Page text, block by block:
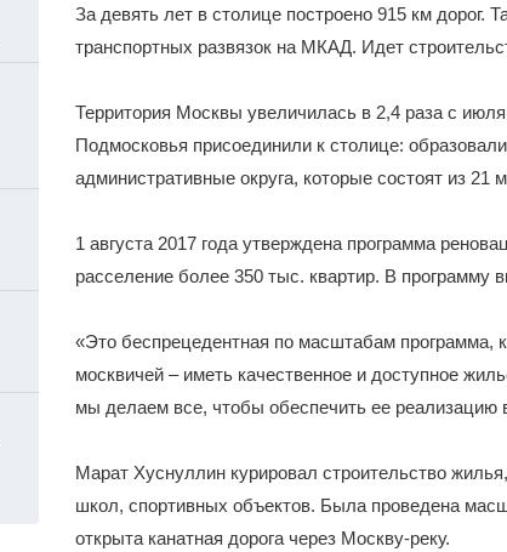
За девять лет в столице построено 915 км дорог.
транспортных развязок на МКАД. Идет
Территория Москвы увеличилась в 2,4 раза с
Подмосковья присоединили к столице:
административные округа, которые состоят из 21
1 августа 2017 года утверждена программа
расселение более 350 тыс. квартир. В программу
«Это беспрецедентная по масштабам программа,
москвичей – иметь качественное и доступное
мы делаем все, чтобы обеспечить ее реализацию
Марат Хуснуллин курировал строительство
школ, спортивных объектов. Была проведена
открыта канатная дорога через Москву-реку.